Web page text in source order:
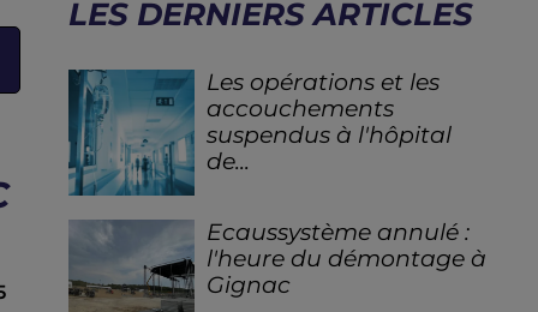
LES DERNIERS ARTICLES
Les opérations et les
accouchements
suspendus à l'hôpital
de...
Ecaussystème annulé :
l'heure du démontage à
Gignac